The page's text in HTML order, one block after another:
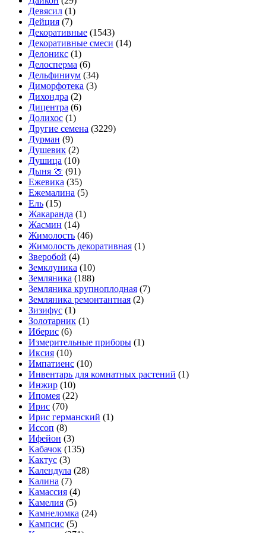
Девясил (1)
Дейция (7)
Декоративные (1543)
Декоративные смеси (14)
Делоникс (1)
Делосперма (6)
Дельфиниум (34)
Диморфотека (3)
Дихондра (2)
Дицентра (6)
Долихос (1)
Другие семена (3229)
Дурман (9)
Душевик (2)
Душица (10)
Дыня 🍈 (91)
Ежевика (35)
Ежемалина (5)
Ель (15)
Жакаранда (1)
Жасмин (14)
Жимолость (46)
Жимолость декоративная (1)
Зверобой (4)
Земклуника (10)
Земляника (188)
Земляника крупноплодная (7)
Земляника ремонтантная (2)
Зизифус (1)
Золотарник (1)
Иберис (6)
Измерительные приборы (1)
Иксия (10)
Импатиенс (10)
Инвентарь для комнатных растений (1)
Инжир (10)
Ипомея (22)
Ирис (70)
Ирис германский (1)
Иссоп (8)
Ифейон (3)
Кабачок (135)
Кактус (3)
Календула (28)
Калина (7)
Камассия (4)
Камелия (5)
Камнеломка (24)
Кампсис (5)